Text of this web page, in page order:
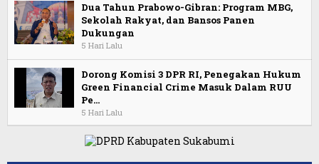
Dua Tahun Prabowo-Gibran: Program MBG,
Sekolah Rakyat, dan Bansos Panen
Dukungan
5 Hari Lalu
Dorong Komisi 3 DPR RI, Penegakan Hukum
Green Financial Crime Masuk Dalam RUU
Pe…
5 Hari Lalu